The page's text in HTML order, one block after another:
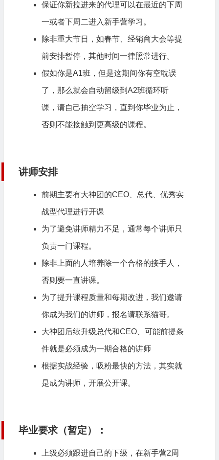
保证你新拉进来的代理可以在最近的下周
一或者下周二进入新手营学习。
除非重大节日，如春节、经销商大会等提
前安排暂停，其他时间一律照常进行。
假如你是A1班，但是这期间你有空耽误
了，那么就会自动留级到A2班循环听
课，请自己抽空学习，直到你毕业为止，
否则不能接触到更高级的课程。
讲师安排
前期主要有大神团的CEO、总代、优秀实
战型代理进行开课
为了避免讲师精力不足，通常每个讲师只
负责一门课程。
除非上面的人培养除一个合格的接手人，
否则要一直讲课。
为了提升课程质量和每期改进，我们邀请
你成为我们的讲师，报名请联系猫哥。
大神团后续升级总代和CEO、可能前提条
件就是必须成为一期合格的讲师
根据实战经验，吸粉最快的方法，其实就
是成为讲师，开展公开课。
毕业要求（暂定）：
上级必须跟进自己的下级，在新手营2周